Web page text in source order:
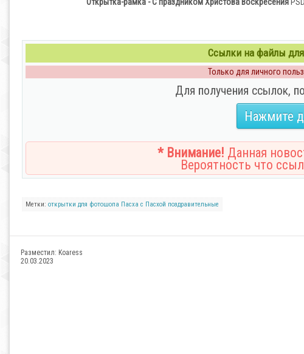
Ссылки на файлы для
Только для личного
Для получения ссылок,
Нажмите
* Внимание! Данная
Вероятность что
Метки: открытки для фотошопа Пасха с Пасхой поздравительные
Разместил: Koaress
20.03.2023